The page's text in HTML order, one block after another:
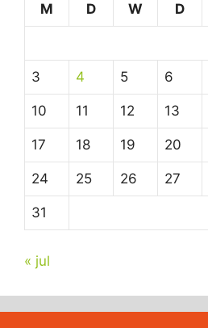
M
D W D
3 4 5 6
10 11 12 13
17 18 19 20
24 25 26 27
31
« jul